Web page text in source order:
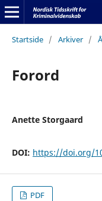
Startside / Arkiver /
Forord
Anette Storgaard
DOI: https://doi.org/
PDF